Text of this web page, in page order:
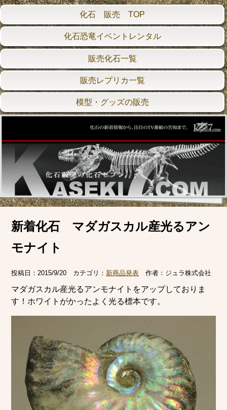
化石 販売 TOP
化石恐竜イベントレンタル
販売化石一覧
販売レプリカ一覧
模型・グッズの販売
新着化石 マダガスカル産光るアン
モナイト
投稿日：2015/9/20 カテゴリ： 新商品発表 作者： ジュラ株式会社
マダガスカル産光るアンモナイトをアップしておりま
す！ホワイトがかったよく光る標本です。